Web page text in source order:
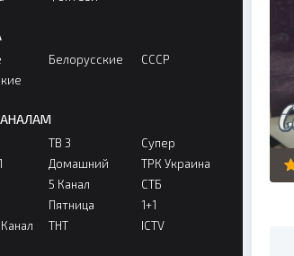
Белорусские СССР
ТВ 3
Домашний
5 Канал
Пятница
ТНТ
Супер
ТРК Украина
СТБ
1+1
ICTV